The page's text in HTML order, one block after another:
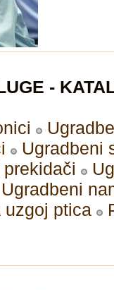
-
Ugradbeni
Ugradbeni
uzgoj ptica